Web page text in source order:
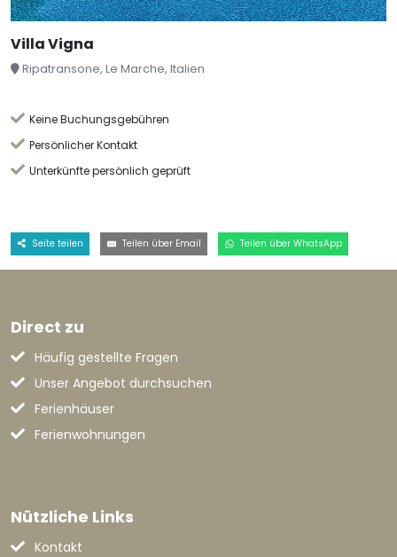
Villa Vigna
Ripatransone, Le Marche, Italien
Keine Buchungsgebühren
Persönlicher Kontakt
Unterkünfte persönlich geprüft
Seite teilen Teilen über Email Teilen über WhatsApp
Direct zu
Häufig gestellte Fragen
Unser Angebot durchsuchen
Ferienhäuser
Ferienwohnungen
Nützliche Links
Kontakt